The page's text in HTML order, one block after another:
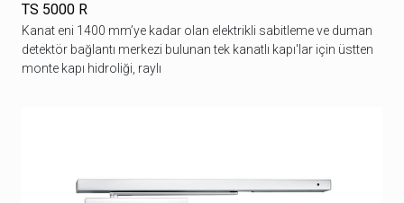
TS 5000 R
Kanat eni 1400 mm’ye kadar olan elektrikli sabitleme ve duman
detektör bağlantı merkezi bulunan tek kanatlı kapı'lar için üstten
monte kapı hidroliği, raylı